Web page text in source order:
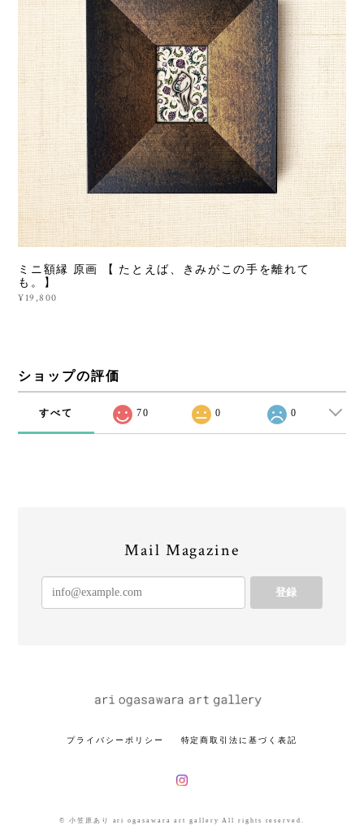
ミニ額縁 原画 【 たとえば、きみがこの手を離れて
も。】
¥19,800
ショップの評価
すべて 70 0 0
Mail Magazine
登録
プライバシーポリシー 特定商取引法に基づく表記
© 小笠原あり ari ogasawara art gallery All rights reserved.